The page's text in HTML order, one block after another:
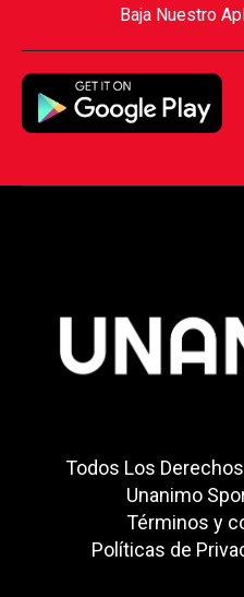
Baja Nuestro
Todos Los
Unanimo
Términos y
Políticas de